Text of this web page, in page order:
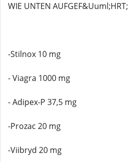
WIE UNTEN AUFGEF&Uuml;HRT;
-Stilnox 10 mg
- Viagra 1000 mg
- Adipex-P 37,5 mg
-Prozac 20 mg
-Viibryd 20 mg